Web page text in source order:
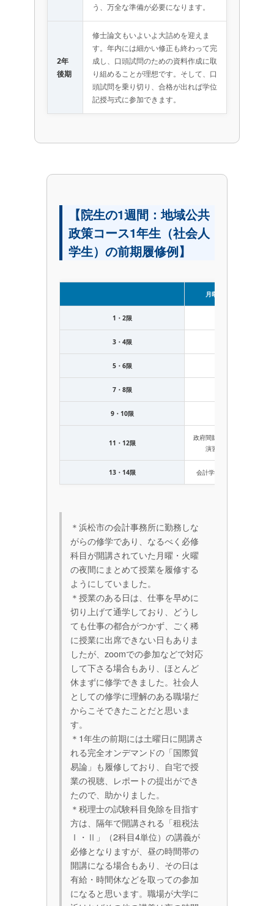
う、万全な準備が必要になります。
2年
後期
修士論文もいよいよ大詰めを迎えま
す。年内には細かい修正も終わって完
成し、口頭試問のための資料作成に取
り組めることが理想です。そして、口
頭試問を乗り切り、合格が出れば学位
記授与式に参加できます。
【院生の1週間：地域公共
政策コース1年生（社会人
学生）の前期履修例】
月曜日
1・2限
3・4限
5・6限
7・8限
9・10限
11・12限
政府間財政関係
演習Ⅰ
13・14限 会計学演習Ⅰ
＊浜松市の会計事務所に勤務しな
がらの修学であり、なるべく必修
科目が開講されていた月曜・火曜
の夜間にまとめて授業を履修する
ようにしていました。
＊授業のある日は、仕事を早めに
切り上げて通学しており、どうし
ても仕事の都合がつかず、ごく稀
に授業に出席できない日もありま
したが、zoomでの参加などで対応
して下さる場合もあり、ほとんど
休まずに修学できました。社会人
としての修学に理解のある職場だ
からこそできたことだと思いま
す。
＊1年生の前期には土曜日に開講さ
れる完全オンデマンドの「国際貿
易論」も履修しており、自宅で授
業の視聴、レポートの提出ができ
たので、助かりました。
＊税理士の試験科目免除を目指す
方は、隔年で開講される「租税法
Ⅰ・Ⅱ」（2科目4単位）の講義が
必修となりますが、昼の時間帯の
開講になる場合もあり、その日は
有給・時間休などを取っての参加
になると思います。職場が大学に